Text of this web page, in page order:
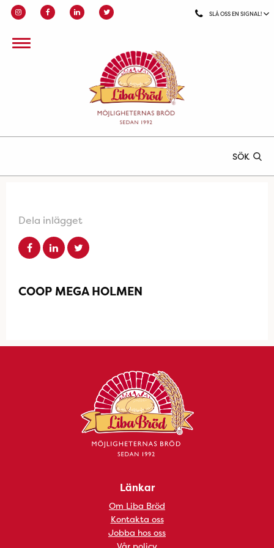
SLÅ OSS EN SIGNAL!
SÖK
Dela inlägget
COOP MEGA HOLMEN
Länkar
Om Liba Bröd
Kontakta oss
Jobba hos oss